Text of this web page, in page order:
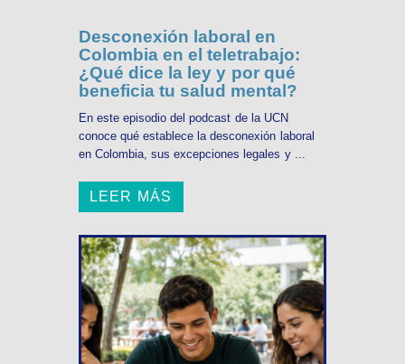
Desconexión laboral en
Colombia en el teletrabajo:
¿Qué dice la ley y por qué
beneficia tu salud mental?
En este episodio del podcast de la UCN
conoce qué establece la desconexión laboral
en Colombia, sus excepciones legales y ...
LEER MÁS